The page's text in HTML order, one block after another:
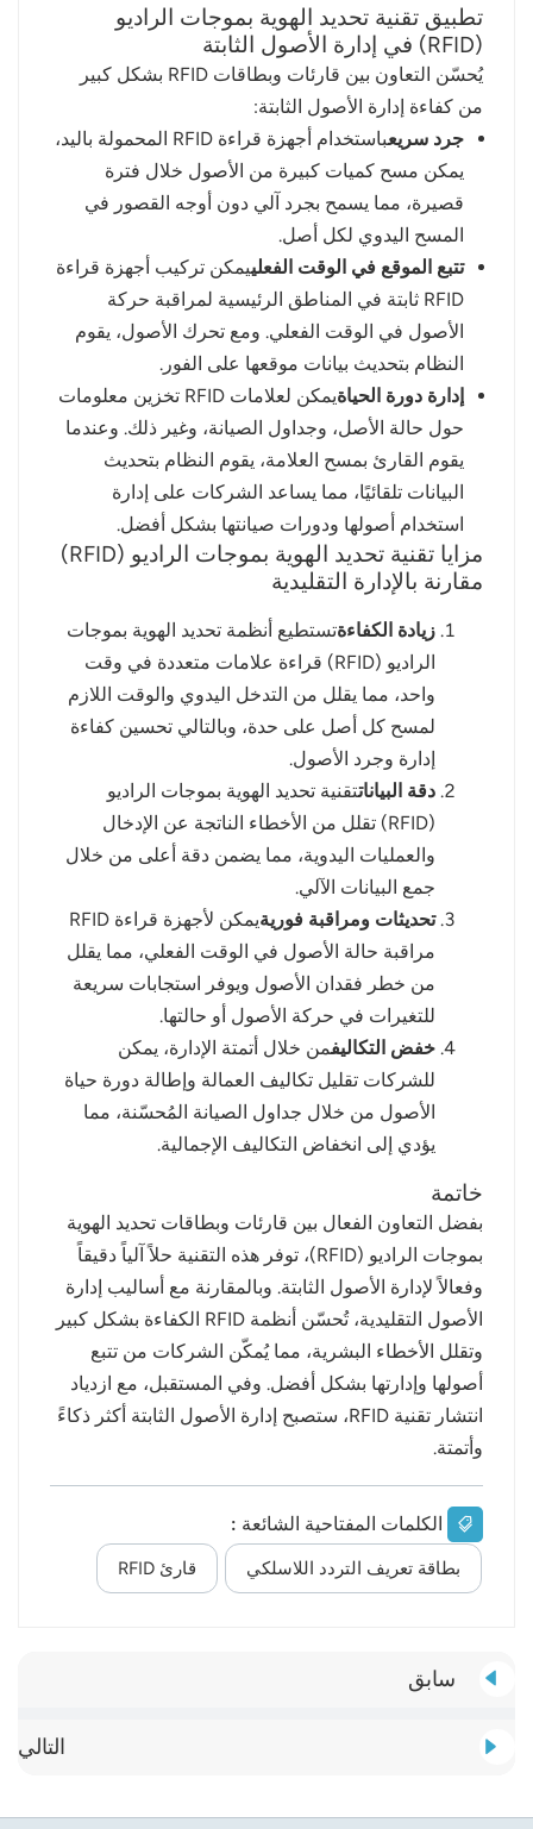
تطبيق تقنية تحديد الهوية بموجات الراديو
(RFID) في إدارة الأصول الثابتة
يُحسّن التعاون بين قارئات وبطاقات RFID بشكل كبير
من كفاءة إدارة الأصول الثابتة:
جرد سريع
باستخدام أجهزة قراءة RFID المحمولة باليد،
يمكن مسح كميات كبيرة من الأصول خلال فترة
قصيرة، مما يسمح بجرد آلي دون أوجه القصور في
المسح اليدوي لكل أصل.
تتبع الموقع في الوقت الفعلييمكن تركيب أجهزة قراءة
RFID ثابتة في المناطق الرئيسية لمراقبة حركة
الأصول في الوقت الفعلي. ومع تحرك الأصول، يقوم
النظام بتحديث بيانات موقعها على الفور.
إدارة دورة الحياة
يمكن لعلامات RFID تخزين معلومات
حول حالة الأصل، وجداول الصيانة، وغير ذلك. وعندما
يقوم القارئ بمسح العلامة، يقوم النظام بتحديث
البيانات تلقائيًا، مما يساعد الشركات على إدارة
استخدام أصولها ودورات صيانتها بشكل أفضل.
مزايا تقنية تحديد الهوية بموجات الراديو (RFID)
مقارنة بالإدارة التقليدية
زيادة الكفاءةتستطيع أنظمة تحديد الهوية بموجات
الراديو (RFID) قراءة علامات متعددة في وقت
واحد، مما يقلل من التدخل اليدوي والوقت اللازم
لمسح كل أصل على حدة، وبالتالي تحسين كفاءة
إدارة وجرد الأصول.
دقة البياناتتقنية تحديد الهوية بموجات الراديو
(RFID) تقلل من الأخطاء الناتجة عن الإدخال
والعمليات اليدوية، مما يضمن دقة أعلى من خلال
جمع البيانات الآلي.
تحديثات ومراقبة فورية
يمكن لأجهزة قراءة RFID
مراقبة حالة الأصول في الوقت الفعلي، مما يقلل
من خطر فقدان الأصول ويوفر استجابات سريعة
للتغيرات في حركة الأصول أو حالتها.
خفض التكاليفمن خلال أتمتة الإدارة، يمكن
للشركات تقليل تكاليف العمالة وإطالة دورة حياة
الأصول من خلال جداول الصيانة المُحسّنة، مما
يؤدي إلى انخفاض التكاليف الإجمالية.
خاتمة
بفضل التعاون الفعال بين قارئات وبطاقات تحديد الهوية
بموجات الراديو (RFID)، توفر هذه التقنية حلاً آلياً دقيقاً
وفعالاً لإدارة الأصول الثابتة. وبالمقارنة مع أساليب إدارة
الأصول التقليدية، تُحسّن أنظمة RFID الكفاءة بشكل كبير
وتقلل الأخطاء البشرية، مما يُمكّن الشركات من تتبع
أصولها وإدارتها بشكل أفضل. وفي المستقبل، مع ازدياد
انتشار تقنية RFID، ستصبح إدارة الأصول الثابتة أكثر ذكاءً
وأتمتة.
الكلمات المفتاحية الشائعة :
بطاقة تعريف التردد اللاسلكي قارئ RFID
سابق
التالي